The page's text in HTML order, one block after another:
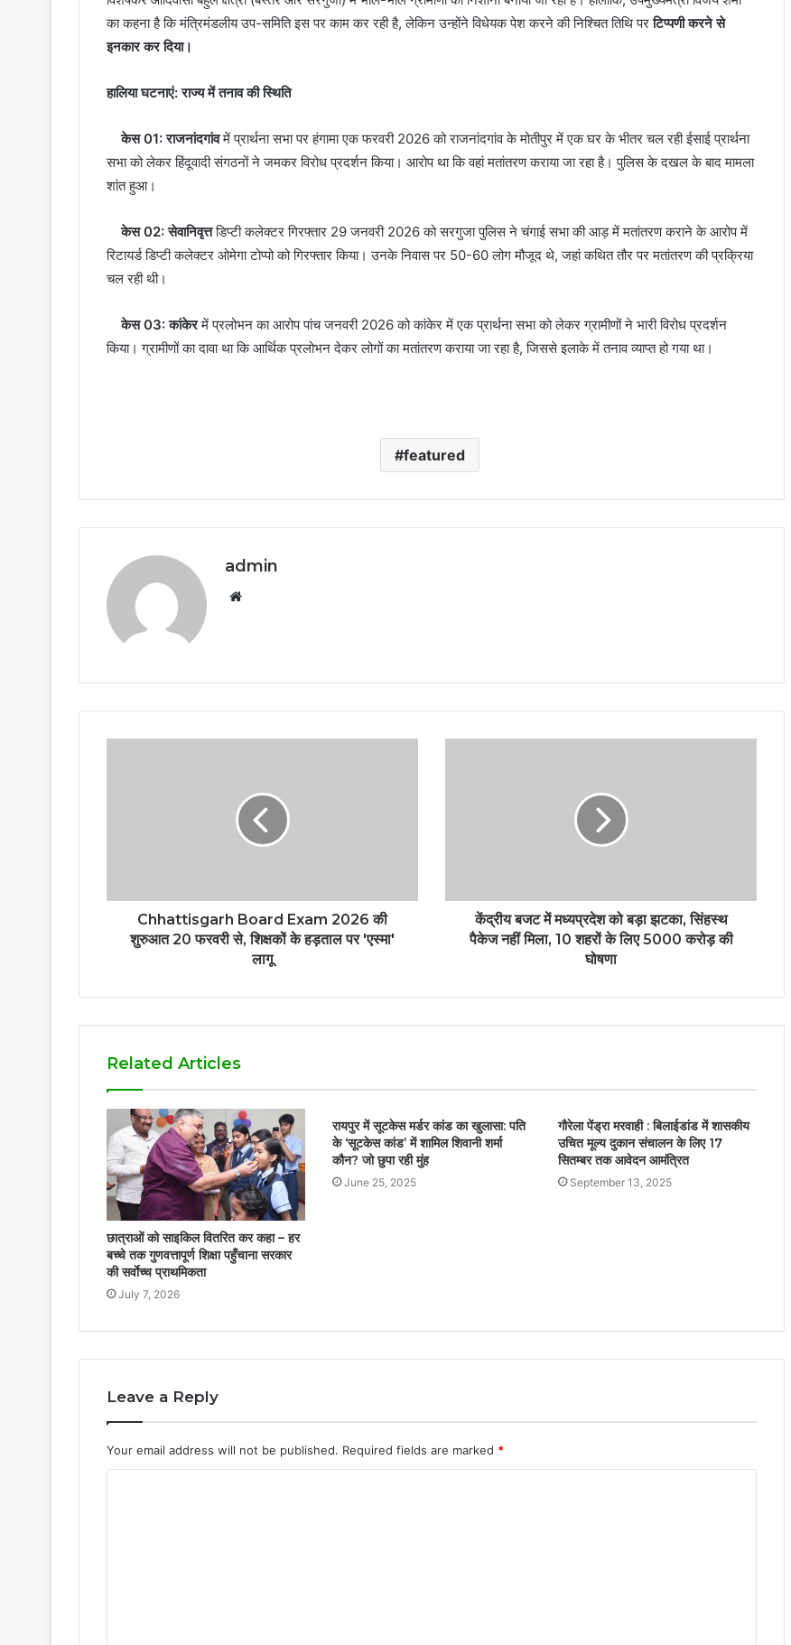
का कहना है कि मंत्रिमंडलीय उप-समिति इस पर काम कर रही है, लेकिन उन्होंने विधेयक पेश करने की निश्चित तिथि परटिप्पणी करने से
इनकार कर दिया।
हालिया घटनाएं: राज्य में तनाव की स्थिति
केस 01: राजनांदगांवमें प्रार्थना सभा पर हंगामा एक फरवरी 2026 को राजनांदगांव के मोतीपुर में एक घर के भीतर चल रही ईसाई प्रार्थना
सभा को लेकर हिंदूवादी संगठनों ने जमकर विरोध प्रदर्शन किया। आरोप था कि वहां मतांतरण कराया जा रहा है। पुलिस के दखल के बाद मामला
शांत हुआ।
केस 02: सेवानिवृत्तडिप्टी कलेक्टर गिरफ्तार 29 जनवरी 2026 को सरगुजा पुलिस ने चंगाई सभा की आड़ में मतांतरण कराने के आरोप में
रिटायर्ड डिप्टी कलेक्टर ओमेगा टोप्पो को गिरफ्तार किया। उनके निवास पर 50-60 लोग मौजूद थे, जहां कथित तौर पर मतांतरण की प्रक्रिया
चल रही थी।
केस 03: कांकेरमें प्रलोभन का आरोप पांच जनवरी 2026 को कांकेर में एक प्रार्थना सभा को लेकर ग्रामीणों ने भारी विरोध प्रदर्शन
किया। ग्रामीणों का दावा था कि आर्थिक प्रलोभन देकर लोगों का मतांतरण कराया जा रहा है, जिससे इलाके में तनाव व्याप्त हो गया था।
featured
admin
Website
Chhattisgarh Board Exam 2026 की
शुरुआत 20 फरवरी से, शिक्षकों के हड़ताल पर 'एस्मा'
लागू
केंद्रीय बजट में मध्यप्रदेश को बड़ा झटका, सिंहस्थ
पैकेज नहीं मिला, 10 शहरों के लिए 5000 करोड़ की
घोषणा
Related Articles
छात्राओं को साइकिल वितरित कर कहा – हर
बच्चे तक गुणवत्तापूर्ण शिक्षा पहुँचाना सरकार
की सर्वाेच्च प्राथमिकता
July 7, 2026
रायपुर में सूटकेस मर्डर कांड का खुलासा: पति
के ‘सूटकेस कांड’ में शामिल शिवानी शर्मा
कौन? जो छुपा रही मुंह
June 25, 2025
गौरेला पेंड्रा मरवाही : बिलाईडांड में शासकीय
उचित मूल्य दुकान संचालन के लिए 17
सितम्बर तक आवेदन आमंत्रित
September 13, 2025
Leave a Reply
Your email address will not be published. Required fields are marked *